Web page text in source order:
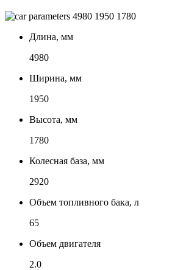
4980 1950 1780
Длина, мм
4980
Ширина, мм
1950
Высота, мм
1780
Колесная база, мм
2920
Объем топливного бака, л
65
Объем двигателя
2.0